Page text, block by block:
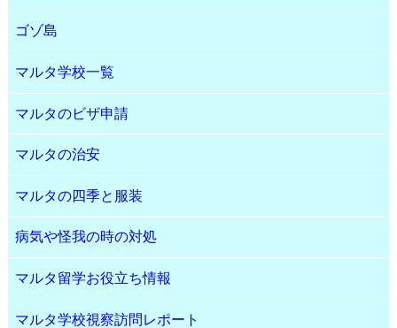
ゴゾ島
マルタ学校一覧
マルタのビザ申請
マルタの治安
マルタの四季と服装
病気や怪我の時の対処
マルタ留学お役立ち情報
マルタ学校視察訪問レポート